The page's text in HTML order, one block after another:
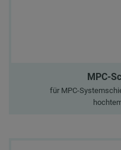
MPC-
für MPC-